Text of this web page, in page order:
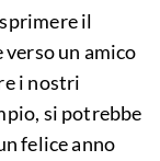
il
un amico
i nostri
si potrebbe
felice anno